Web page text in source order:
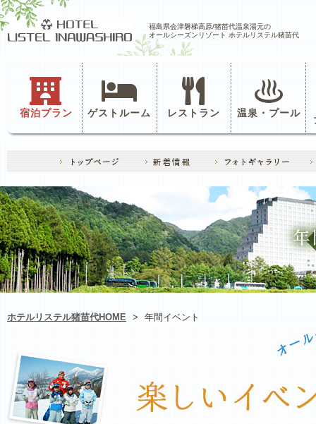
福島県会津磐梯高原/猪苗代温泉湯元の
オールシーズンリゾート ホテルリステル猪苗代
宿泊プラン ゲストルーム レストラン 温泉・プール
ホテルリステル猪苗代HOME > 年間イベント